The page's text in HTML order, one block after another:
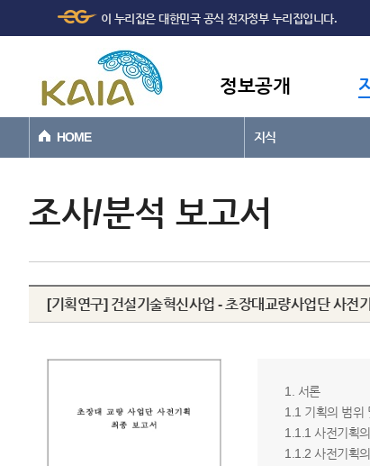
본문바로가기
이 누리집은 대한민국 공식 전자정부 누리집입니다.
정보공개
HOME 지식
조사/분석 보고서
[기획연구] 건설기술혁신사업 - 초장대교량사업단 사전
1. 서론
1.1 기획의 범위
1.1.1 사전기획
1.1.2 사전기획